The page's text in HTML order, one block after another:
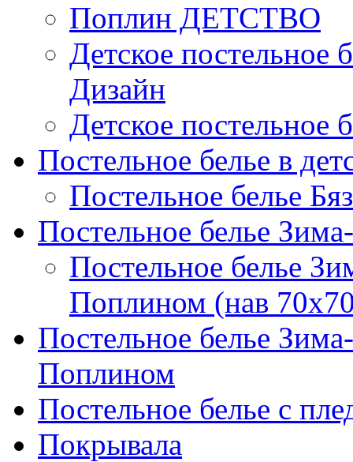
Поплин ДЕТСТВО
Детское постельное
Дизайн
Детское постельное
Постельное белье в
Постельное белье
Постельное белье
Постельное белье
Поплином (нав
Постельное белье
Поплином
Постельное белье с
Покрывала